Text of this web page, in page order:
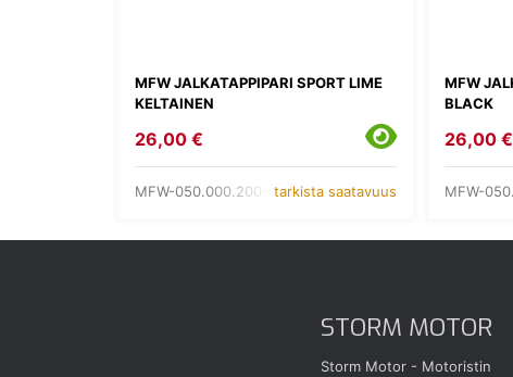
MFW JALKATAPPIPARI SPORT LIME
KELTAINEN
26,00 €
MFW-050.000.200-52tarkista saatavuus
MFW
BLACK
26,00 €
MFW-
STORM MOTOR
Storm Motor - Motoristin